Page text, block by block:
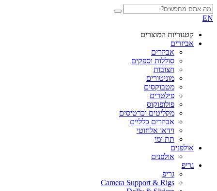
EN
קטגוריות המוצרים
אביזרים
אביזרים
סוללות וספקים
חצובות
מוניטורים
מטבוקסים
פילטרים
פולופוקוס
מקליטים וכרטיסים
אביזרים כלליים
וידאו אלחוטי
תת ימי
אולפנים
אולפנים
גריפ
גריפ
Camera Support & Rigs